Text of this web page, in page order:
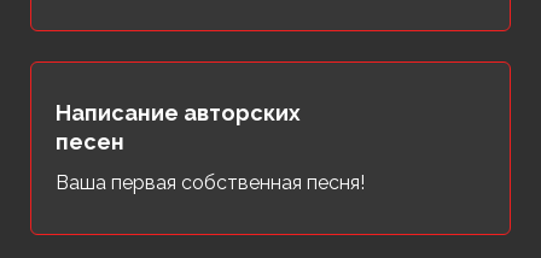
Написание авторских
песен
Ваша первая собственная песня!